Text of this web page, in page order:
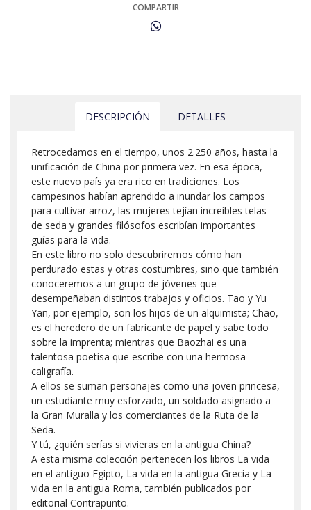
COMPARTIR
DESCRIPCIÓN DETALLES
Retrocedamos en el tiempo, unos 2.250 años, hasta la
unificación de China por primera vez. En esa época,
este nuevo país ya era rico en tradiciones. Los
campesinos habían aprendido a inundar los campos
para cultivar arroz, las mujeres tejían increíbles telas
de seda y grandes filósofos escribían importantes
guías para la vida.
En este libro no solo descubriremos cómo han
perdurado estas y otras costumbres, sino que también
conoceremos a un grupo de jóvenes que
desempeñaban distintos trabajos y oficios. Tao y Yu
Yan, por ejemplo, son los hijos de un alquimista; Chao,
es el heredero de un fabricante de papel y sabe todo
sobre la imprenta; mientras que Baozhai es una
talentosa poetisa que escribe con una hermosa
caligrafía.
A ellos se suman personajes como una joven princesa,
un estudiante muy esforzado, un soldado asignado a
la Gran Muralla y los comerciantes de la Ruta de la
Seda.
Y tú, ¿quién serías si vivieras en la antigua China?
A esta misma colección pertenecen los libros La vida
en el antiguo Egipto, La vida en la antigua Grecia y La
vida en la antigua Roma, también publicados por
editorial Contrapunto.